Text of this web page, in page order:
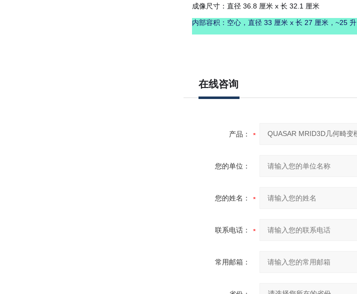
成像尺寸：直径 36.8 厘米 x 长 32.1 厘米
内部容积：空心，直径 33 厘米 x 长 27 厘米，~25 升
在线咨询
产品：
您的单位：
您的姓名：
联系电话：
常用邮箱：